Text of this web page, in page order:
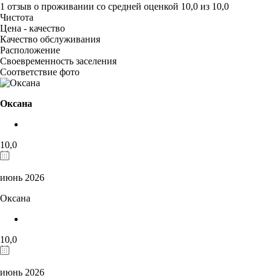
1 отзыв о проживании со средней оценкой 10,0 из 10,0
Чистота
Цена - качество
Качество обслуживания
Расположение
Своевременность заселения
Соответствие фото
Оксана
10,0
июнь 2026
Оксана
10,0
июнь 2026